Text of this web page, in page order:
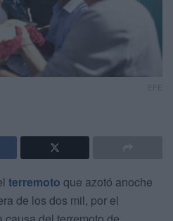
EFE
terremoto que azotó anoche
de los dos mil, por el